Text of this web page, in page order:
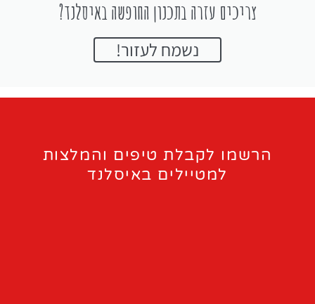
צריכים עזרה בתכנון החופשה באיסלנד?
נשמח לעזור!
הרשמו לקבלת טיפים והמלצות
למטיילים באיסלנד